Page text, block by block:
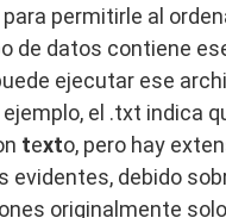
permitirle al
de datos contiene
ejecutar ese
ejemplo, el .txt indica
texto, pero hay
evidentes, debido
originalmente